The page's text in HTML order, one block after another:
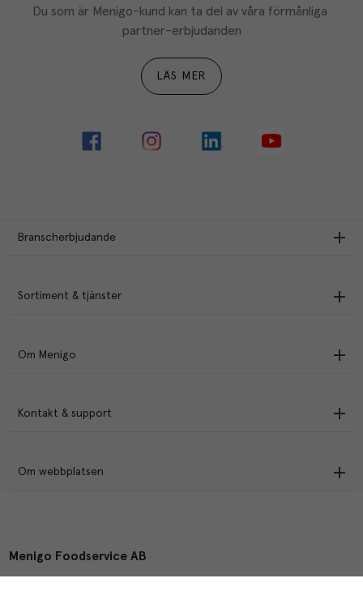
Du som är Menigo-kund kan ta del av våra förmånliga
partner-erbjudanden
LÄS MER
Branscherbjudande
Sortiment & tjänster
Om Menigo
Kontakt & support
Om webbplatsen
Menigo Foodservice AB